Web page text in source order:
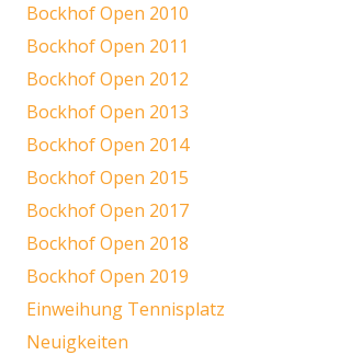
Bockhof Open 2010
Bockhof Open 2011
Bockhof Open 2012
Bockhof Open 2013
Bockhof Open 2014
Bockhof Open 2015
Bockhof Open 2017
Bockhof Open 2018
Bockhof Open 2019
Einweihung Tennisplatz
Neuigkeiten